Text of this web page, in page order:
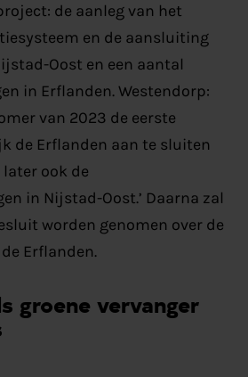
de aanleg van het
en de aansluiting
Oost en een aantal
in Erflanden. Westendorp:
van 2023 de eerste
de Erflanden aan te sluiten
ook de
in Nijstad-Oost.’ Daarna zal
worden genomen over de
Erflanden.
groene vervanger